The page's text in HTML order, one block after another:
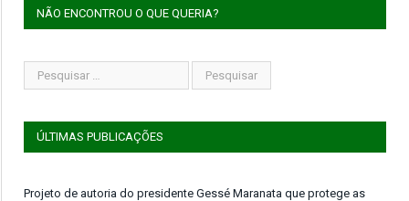
NÃO ENCONTROU O QUE QUERIA?
ÚLTIMAS PUBLICAÇÕES
Projeto de autoria do presidente Gessé Maranata que protege as